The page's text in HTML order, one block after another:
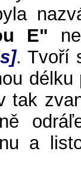
E"
]. Tvoří
tak
a